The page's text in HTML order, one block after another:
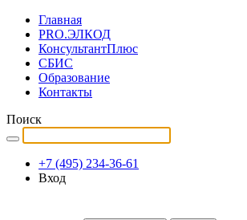
Главная
PRO.ЭЛКОД
КонсультантПлюс
СБИС
Образование
Контакты
Поиск
+7 (495) 234-36-61
Вход